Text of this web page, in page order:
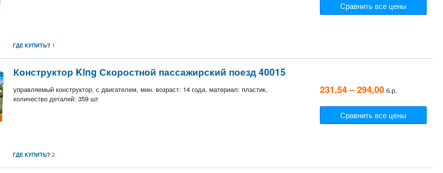
Сравнить все цены
ГДЕ КУПИТЬ? 1
Конструктор King Скоростной пассажирский поезд 40015
управляемый конструктор, с двигателем, мин. возраст: 14 года, материал: пластик,
количество деталей: 359 шт
231,54 – 294,00 б.р.
Сравнить все цены
ГДЕ КУПИТЬ? 2